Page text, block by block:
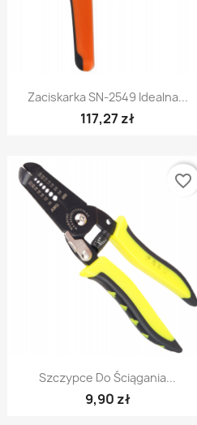
Szybki podgląd
Zaciskarka SN-2549 Idealna...
117,27 zł
Szybki podgląd
Szczypce Do Ściągania...
9,90 zł
favorite_border